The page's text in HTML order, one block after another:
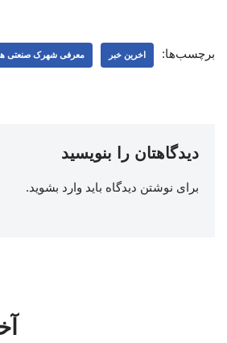
برچسب‌ها: اخرین خبر معرفی شهرک صنعتی
دیدگاهتان را بنویسید
برای نوشتن دیدگاه باید وارد بشوید.